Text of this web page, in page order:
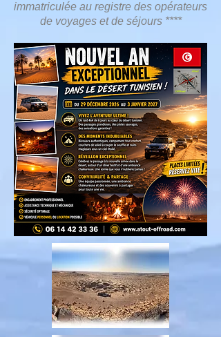
immatriculée au registre des opérateurs
de voyages et de séjours ****